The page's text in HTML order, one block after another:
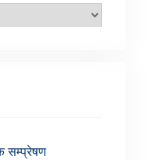
सम्प्रेषण